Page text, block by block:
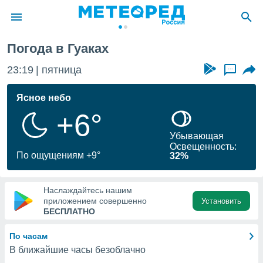
о
Вы можете
к этому
доступ
Погода в Гуаках
23:19 пятница ...
Ясное небо
+6°
По ощущениям +9°
Убывающая
Освещенность:
32%
Наслаждайтесь нашим
приложением совершенно
БЕСПЛАТНО
Установить
По часам
В ближайшие часы безоблачно